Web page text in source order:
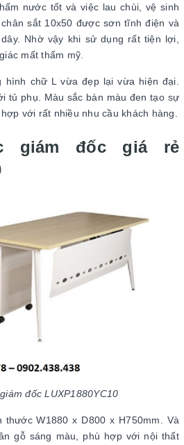
nước tốt và việc lau chùi, vệ sinh
sắt 10x50 được sơn tĩnh điện và
Nhờ vậy khi sử dụng rất tiện lợi,
mất thẩm mỹ.
hình chữ L vừa đẹp lại vừa hiện đại.
tủ phụ. Màu sắc bàn màu đen tạo sự
với rất nhiều nhu cầu khách hàng.
giám đốc giá rẻ
đốc LUXP1880YC10
W1880 x D800 x H750mm. Và
gỗ sáng màu, phù hợp với nội thất